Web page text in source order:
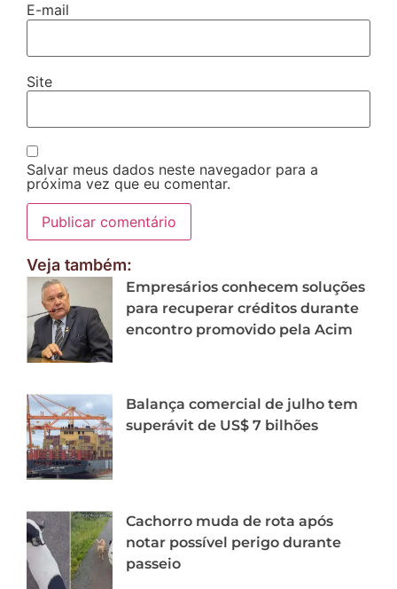
E-mail
Site
Salvar meus dados neste navegador para a
próxima vez que eu comentar.
Veja também:
Empresários conhecem soluções
para recuperar créditos durante
encontro promovido pela Acim
Balança comercial de julho tem
superávit de US$ 7 bilhões
Cachorro muda de rota após
notar possível perigo durante
passeio